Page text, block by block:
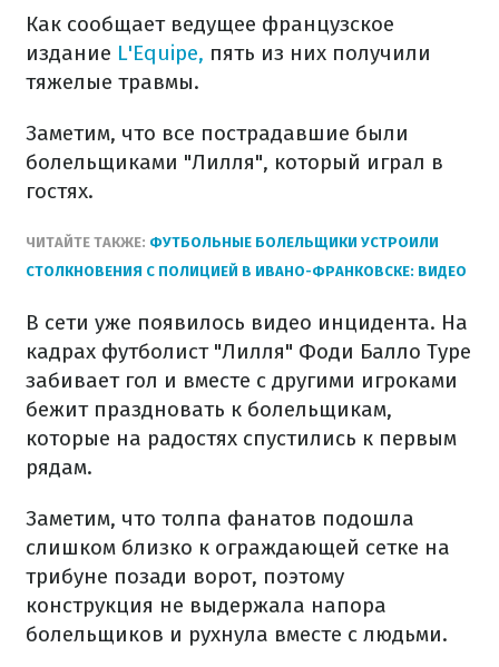
Как сообщает ведущее французское
издание L'Equipe, пять из них получили
тяжелые травмы.
Заметим, что все пострадавшие были
болельщиками "Лилля", который играл в
гостях.
ЧИТАЙТЕ ТАКЖЕ: ФУТБОЛЬНЫЕ БОЛЕЛЬЩИКИ УСТРОИЛИ
СТОЛКНОВЕНИЯ С ПОЛИЦИЕЙ В ИВАНО-ФРАНКОВСКЕ: ВИДЕО
В сети уже появилось видео инцидента. На
кадрах футболист "Лилля" Фоди Балло Туре
забивает гол и вместе с другими игроками
бежит праздновать к болельщикам,
которые на радостях спустились к первым
рядам.
Заметим, что толпа фанатов подошла
слишком близко к ограждающей сетке на
трибуне позади ворот, поэтому
конструкция не выдержала напора
болельщиков и рухнула вместе с людьми.